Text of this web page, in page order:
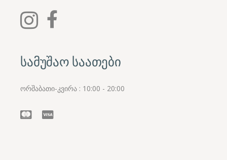
სამუშაო საათები
ორშაბათი-კვირა : 10:00 - 20:00